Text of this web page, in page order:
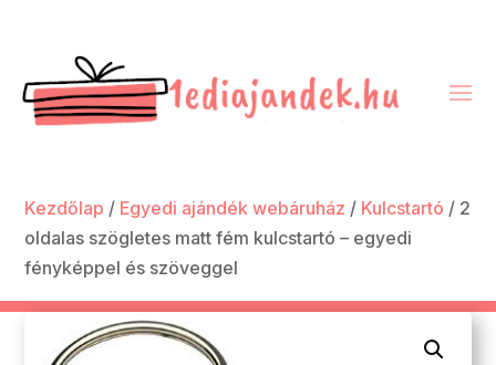
Kezdőlap / Egyedi ajándék webáruház / Kulcstartó / 2
oldalas szögletes matt fém kulcstartó – egyedi
fényképpel és szöveggel